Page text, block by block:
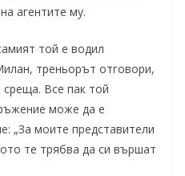
агентите му.
той е водил
треньорът отговори,
Все пак той
може да е
„За моите представители
те трябва да си вършат